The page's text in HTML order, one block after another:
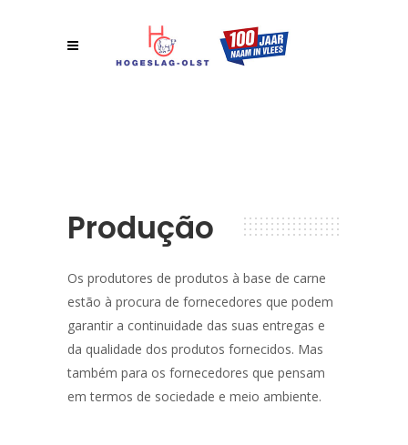
Produção
Os produtores de produtos à base de carne
estão à procura de fornecedores que podem
garantir a continuidade das suas entregas e
da qualidade dos produtos fornecidos. Mas
também para os fornecedores que pensam
em termos de sociedade e meio ambiente.